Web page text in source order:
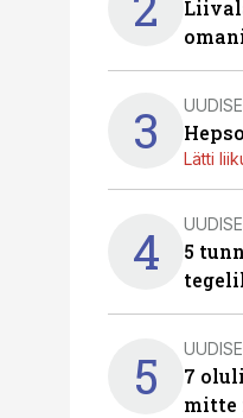
3 Lätti
4
5
5
7
mitte